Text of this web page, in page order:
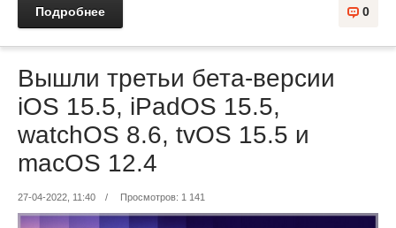
Подробнее 0
Вышли третьи бета-версии
iOS 15.5, iPadOS 15.5,
watchOS 8.6, tvOS 15.5 и
macOS 12.4
27-04-2022, 11:40 / Просмотров: 1 141